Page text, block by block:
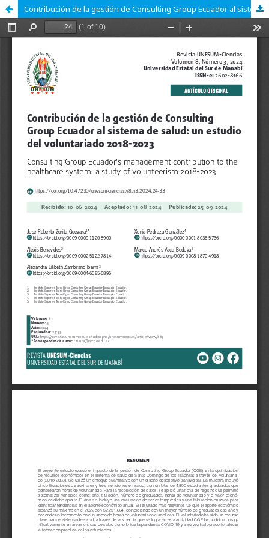
Contribución de la gestión de Consulting Group Ecuador al sistema de salud: un estudio del voluntariado 2018-2023